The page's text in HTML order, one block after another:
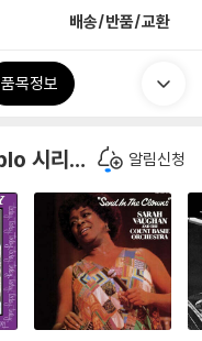
배송/반품/교환
품목정보
Analogue Productions Pablo 시리즈 알림신청